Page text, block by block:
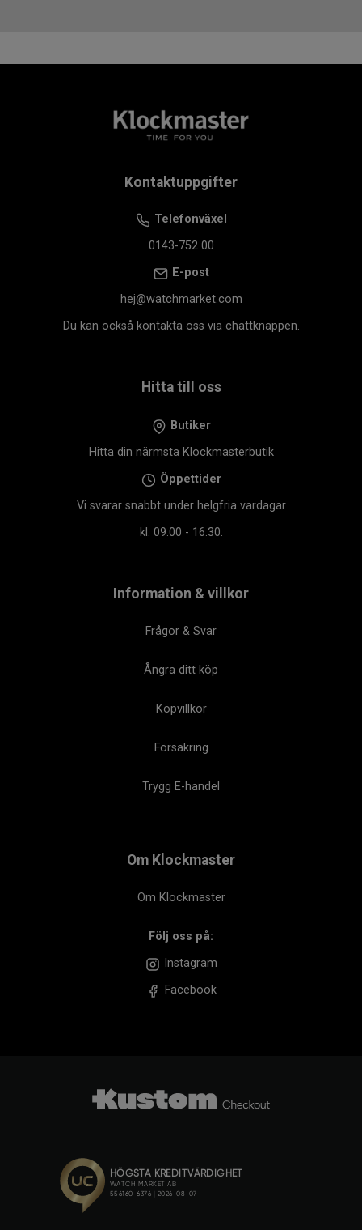
Kontaktuppgifter
Telefonväxel
0143-752 00
E-post
hej@watchmarket.com
Du kan också kontakta oss via chattknappen.
Hitta till oss
Butiker
Hitta din närmsta Klockmasterbutik
Öppettider
Vi svarar snabbt under helgfria vardagar
kl. 09.00 - 16.30.
Information & villkor
Frågor & Svar
Ångra ditt köp
Köpvillkor
Försäkring
Trygg E-handel
Om Klockmaster
Om Klockmaster
Följ oss på:
Instagram
Facebook